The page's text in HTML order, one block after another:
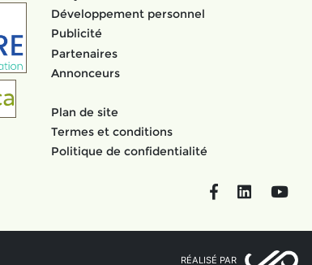
Développement personnel
Publicité
Partenaires
Annonceurs
Plan de site
Termes et conditions
Politique de confidentialité
FacebookLinkedIn
RÉALISÉ PAR